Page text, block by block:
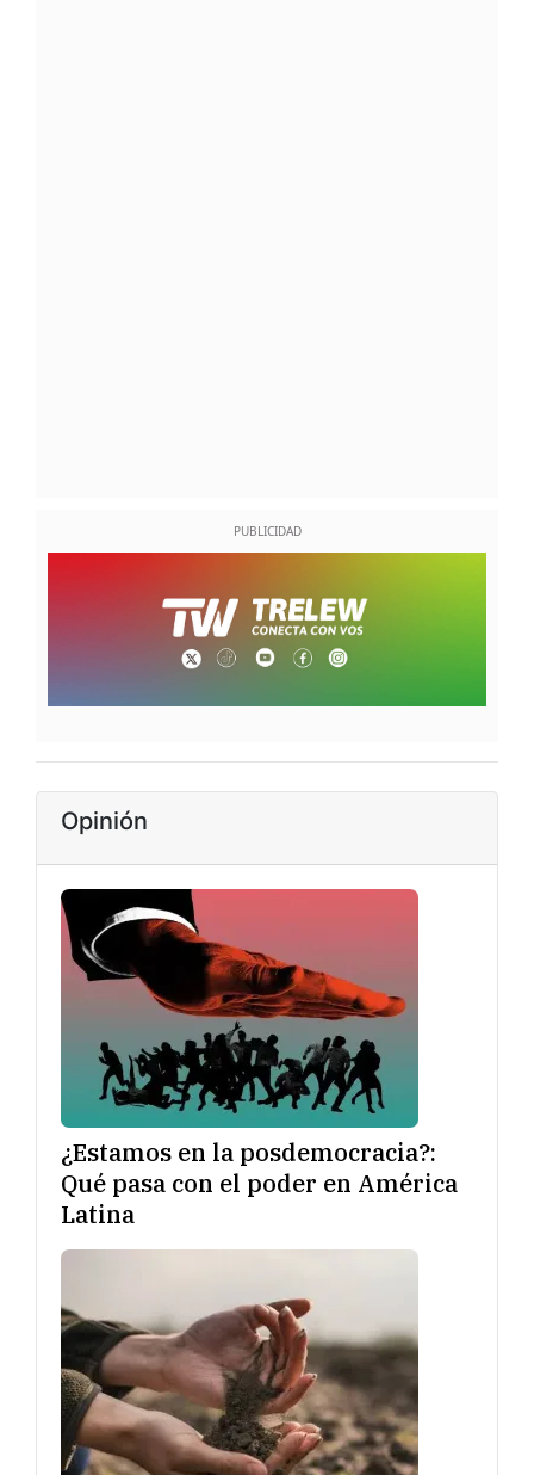
Opinión
¿Estamos en la posdemocracia?:
Qué pasa con el poder en América
Latina